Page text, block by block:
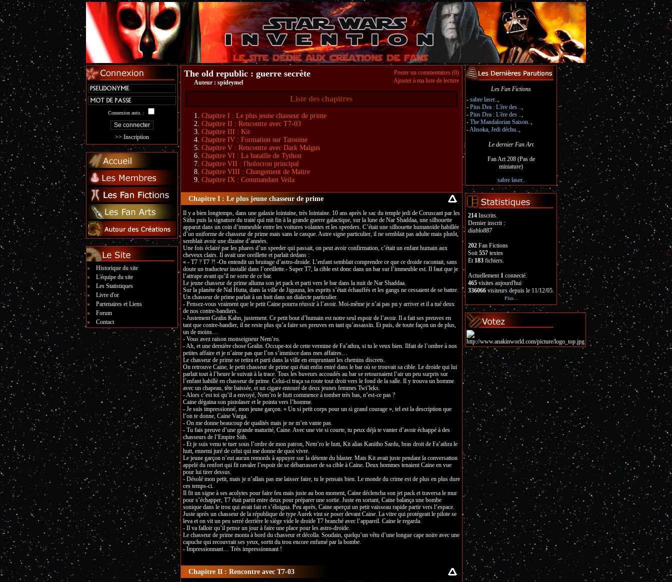
Connexion auto. :
>> Inscription
Historique du site
L'équipe du site
Les Statistiques
Livre d'or
Partenaires et Liens
Forum
Contact
Poster un commentaires (0)
Ajouter à ma liste de lecture
The old republic : guerre secrète
Auteur : spideymel
Liste des chapitres
Chapitre I : Le plus jeune chasseur de prime
Chapitre II : Rencontre avec T7-03
Chapitre III : Kit
Chapitre IV : Formation sur Tatooine
Chapitre V : Rencontre avec Dark Malgus
Chapitre VI : La bataille de Tython
Chapitre VII : l'holocron principal
Chapitre VIII : Changement de Maitre
Chapitre IX : Commandant Veila
Chapitre I : Le plus jeune chasseur de prime
Il y a bien longtemps, dans une galaxie lointaine, très lointaine. 10 ans après le sac du temple jedi de Coruscant par les
Siths puis la signature du traité qui mit fin à la grande guerre galactique, sur la lune de Nar Shaddaa, une silhouette
apparut dans un coin d’immeuble entre les voitures volantes et les speeders. C’était une silhouette humanoïde habillée
d’un uniforme de chasseur de prime mais sans le casque. Autre signe particulier, il ne semblait pas adulte mais plutôt,
semblait avoir une dizaine d’années.
Une fois éclairé par les phares d’un speeder qui passait, on peut avoir confirmation, c’était un enfant humain aux
cheveux clairs. Il avait une oreillette et parlait dedans :
« - T7 ? T7 ?! -On entendit un bruitage d’astro-droide. L’enfant semblait comprendre ce que ce droide racontait, sans
doute un traducteur installé dans l’oreillette.- Super T7, la cible est donc dans un bar sur l’immeuble est. Il faut que je
l’attrape avant qu’il ne sorte de ce bar.
Le jeune chasseur de prime alluma son jet pack et parti vers le bar dans la nuit de Nar Shaddaa.
Sur la planète de Nal Hutta, dans la ville de Jiguuna, les esprits s’était échauffés et les gangs ne cessaient de se battre.
Un chasseur de prime parlait à un hutt dans un dialecte particulier.
- Pensez-vous vraiment que le petit Caine pourra réussir à l’avoir. Moi-même je n’ai pas pu y arriver et il a tué deux
de nos contre-bandiers.
- Justement Gralin Kahn, justement. Ce petit bout d’humain est notre seul espoir de l’avoir. Il a fait ses preuves en
tant que contre-bandier, il ne reste plus qu’a faire ses preuves en tant qu’assassin. Et puis, de toute façon un de plus,
un de moins…
- Vous avez raison monseigneur Nem’ro.
- Ah, et une dernière chose Gralin. Occupe-toi de cette vermine de Fa’athra, si tu le veux bien. Ilfait de l’ombre à nos
petites affaire et je n’aime pas que l’on s’immisce dans mes affaires…
Le chasseur de prime se retira et parti dans la ville en empruntant les chemins discrets.
On retrouve Caine, le petit chasseur de prime qui était enfin entré dans le bar où se trouvait sa cible. Le droide qui lui
parlait tout à l’heure le suivait à la trace. Tous les buveurs accoudés au bar se retournaient l’air un peu surpris sur
l’enfant habillé en chasseur de prime. Celui-ci traça sa route tout droit vers le fond de la salle. Il y trouva un homme
avec un chapeau, tête baissée, et un cigare entouré de deux jeunes femmes Twi’leks.
- Alors c’est toi qu’il a envoyé, Nem’ro le hutt commence à tomber très bas, n’est-ce pas ?
Caine dégaina son pistolaser et le pointa vers l’homme.
- Je suis impressionné, mon jeune garçon. « Un si petit corps pour un si grand courage », tel est la description que
l’on te donne, Caine Varga.
- On me donne beaucoup de qualités mais je ne m’en vante pas.
- Tu fais preuve d’une grande maturité, Caine. Avec une vie si courte, tu peux déjà te vanter d’avoir échappé à des
chasseurs de l’Empire Sith.
- Et je suis venu te tuer sous l’ordre de mon patron, Nem’ro le hutt, Kit alias Kanitho Sardu, bras droit de Fa’athra le
hutt, ennemi juré de celui qui me donne de quoi vivre.
Le jeune garçon n’eut aucun remords à appuyer sur la détente du blaster. Mais Kit avait juste pendant la conversation
appelé du renfort qui fit ravaler l’espoir de se débarrasser de sa cible à Caine. Deux hommes tenaient Caine en vue
pour lui tirer dessus.
- Désolé mon petit, mais je n’allais pas me laisser faire, tu le pensais bien. Le monde du crime est de plus en plus dure
ces temps-ci.
Il fit un signe à ses acolytes pour faire feu mais juste au bon moment, Caine déclencha son jet pack et traversa le mur
pour s’échapper, T7 était partit entre deux pour préparer une sortie. Juste en sortant, Caine balança une bombe
sonique dans le trou qui avait fait et s’éloigna. Peu après, Caine aperçut un petit vaisseau rapide partir vers l’espace.
Juste après un chasseur de la république de type Aurek vint se poser devant Caine. La vitre qui protégeait le pilote se
leva et on vit un peu serré derrière le siège vide le droide T7 branché avec l’appareil. Caine le regarda.
- Il va falloir qu’il pense un jour à faire une place pour les astro-droide.
Le chasseur de prime monta à bord du chasseur et décolla. Soudain, quelqu’un vêtu d’une longue cape noire avec une
capuche qui recouvrait ses yeux, sortit du trou encore enfumé par la bombe.
- Impressionnant… Très impressionnant !
Chapitre II : Rencontre avec T7-03
Les Fan Fictions
- sabre laser..,
- Pius Dea : L'ère des ..,
- Pius Dea : L'ère des ..,
- The Mandalorian Saison..,
-Ahsoka, Jedi déchu..,
Le dernier Fan Art
Fan Art 208 (Pas de
miniature)
sabre laser..
214 Inscrits.
Dernier inscrit :
diablo887
202 Fan Fictions
Soit557 textes
Et 183 fichiers.
Actuellement 1 connecté.
465 visites aujourd'hui
336066 visiteurs depuis le 11/12/05.
Plus...